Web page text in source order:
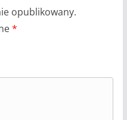
opublikowany.
*